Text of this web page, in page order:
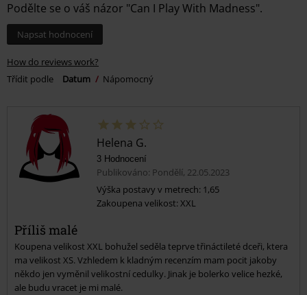
Podělte se o váš názor "Can I Play With Madness".
Napsat hodnocení
How do reviews work?
Třídit podle
Datum Nápomocný
Helena G.
3 Hodnocení
Publikováno: Pondělí, 22.05.2023
Výška postavy v metrech: 1,65
Zakoupena velikost: XXL
Příliš malé
Koupena velikost XXL bohužel seděla teprve třináctileté dceři, ktera
ma velikost XS. Vzhledem k kladným recenzím mam pocit jakoby
někdo jen vyměnil velikostní cedulky. Jinak je bolerko velice hezké,
ale budu vracet je mi malé.